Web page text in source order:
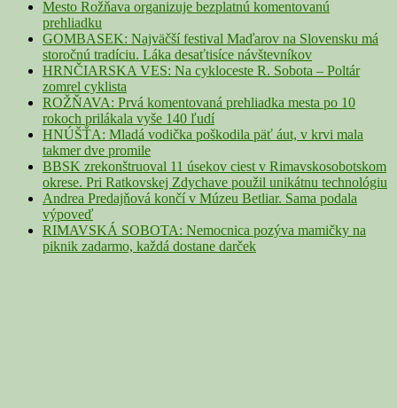
Mesto Rožňava organizuje bezplatnú komentovanú
prehliadku
GOMBASEK: Najväčší festival Maďarov na Slovensku má
storočnú tradíciu. Láka desaťtisíce návštevníkov
HRNČIARSKA VES: Na cykloceste R. Sobota – Poltár
zomrel cyklista
ROŽŇAVA: Prvá komentovaná prehliadka mesta po 10
rokoch prilákala vyše 140 ľudí
HNÚŠŤA: Mladá vodička poškodila päť áut, v krvi mala
takmer dve promile
BBSK zrekonštruoval 11 úsekov ciest v Rimavskosobotskom
okrese. Pri Ratkovskej Zdychave použil unikátnu technológiu
Andrea Predajňová končí v Múzeu Betliar. Sama podala
výpoveď
RIMAVSKÁ SOBOTA: Nemocnica pozýva mamičky na
piknik zadarmo, každá dostane darček